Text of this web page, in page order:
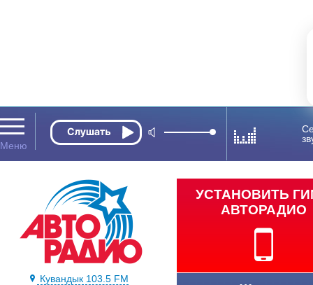
Кувандык 103.5 FM
УСТАНОВИТЬ
АВТОРАДИО